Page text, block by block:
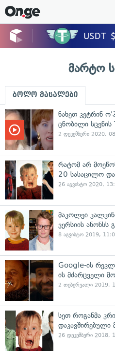
მარტო
ბოლო მასალები
ნახეთ კეტრინ
ცნობილი სცენის
2 დეკემბერი 2020,
რატომ არ
20 სასაცილო
26 აგვისტო 2020,
მაკოლეი
ვერსიის ანონსს
8 აგვისტო 2019,
Google-ის
ის მძარცველი
2 თებერვალი 2019,
სეთ როგანმა
დაკავშირებული
26 დეკემბერი 2018,